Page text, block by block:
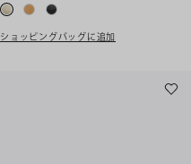
ショッピングバッグに追加